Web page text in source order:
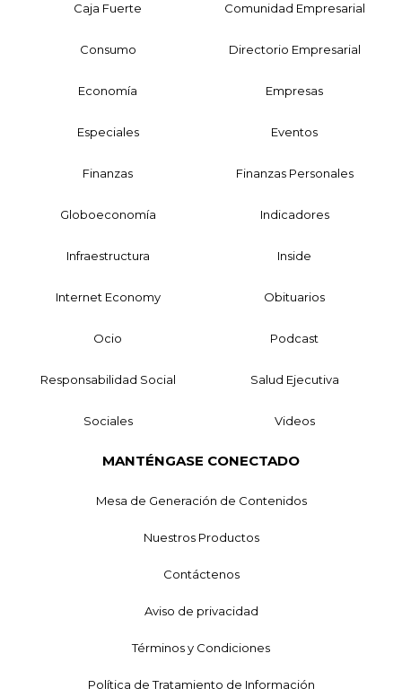
Caja Fuerte Comunidad Empresarial
Consumo Directorio Empresarial
Economía Empresas
Especiales Eventos
Finanzas Finanzas Personales
Globoeconomía Indicadores
Infraestructura Inside
Internet Economy Obituarios
Ocio Podcast
Responsabilidad Social Salud Ejecutiva
Sociales Videos
MANTÉNGASE CONECTADO
Mesa de Generación de Contenidos
Nuestros Productos
Contáctenos
Aviso de privacidad
Términos y Condiciones
Política de Tratamiento de Información